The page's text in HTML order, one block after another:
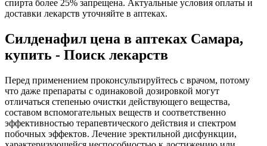
спирта более 25% запрещена. Актуальные условия оплаты и
доставки лекарств уточняйте в аптеках.
Силденафил цена в аптеках Самара,
купить - Поиск лекарств
Перед применением проконсультируйтесь с врачом, потому
что даже препараты с одинаковой дозировкой могут
отличаться степенью очистки действующего вещества,
составом вспомогательных веществ и соответственно
эффективностью терапевтического действия и спектром
побочных эффектов. Лечение эректильной дисфункции,